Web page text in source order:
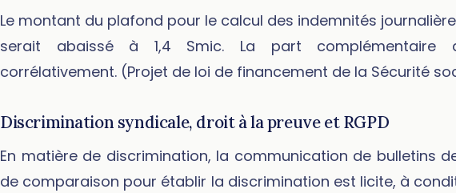
Le montant du plafond pour le calcul des indemnités
serait abaissé à 1,4 Smic. La part complémentaire
corrélativement. (Projet de loi de financement de la Sécurité
Discrimination syndicale, droit à la preuve et RGPD
En matière de discrimination, la communication de bulletins
de comparaison pour établir la discrimination est licite, à